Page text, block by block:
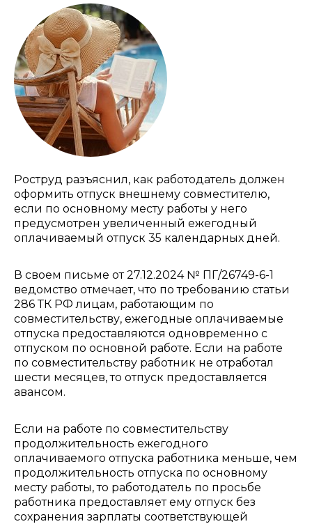
Роструд разъяснил, как работодатель должен
оформить отпуск внешнему совместителю,
если по основному месту работы у него
предусмотрен увеличенный ежегодный
оплачиваемый отпуск 35 календарных дней.
В своем письме от 27.12.2024 № ПГ/26749-6-1
ведомство отмечает, что по требованию статьи
286 ТК РФ лицам, работающим по
совместительству, ежегодные оплачиваемые
отпуска предоставляются одновременно с
отпуском по основной работе. Если на работе
по совместительству работник не отработал
шести месяцев, то отпуск предоставляется
авансом.
Если на работе по совместительству
продолжительность ежегодного
оплачиваемого отпуска работника меньше, чем
продолжительность отпуска по основному
месту работы, то работодатель по просьбе
работника предоставляет ему отпуск без
сохранения зарплаты соответствующей